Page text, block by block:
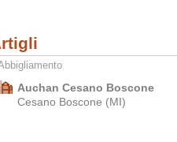
Auchan Cesano Boscone
Cesano Boscone (MI)